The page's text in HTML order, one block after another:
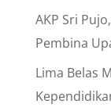
AKP Sri
Pembina
Lima Belas